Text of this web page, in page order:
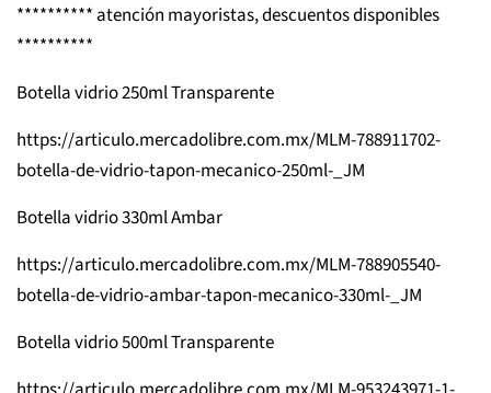
********** atención mayoristas, descuentos disponibles
**********
Botella vidrio 250ml Transparente
https://articulo.mercadolibre.com.mx/MLM-788911702-
botella-de-vidrio-tapon-mecanico-250ml-_JM
Botella vidrio 330ml Ambar
https://articulo.mercadolibre.com.mx/MLM-788905540-
botella-de-vidrio-ambar-tapon-mecanico-330ml-_JM
Botella vidrio 500ml Transparente